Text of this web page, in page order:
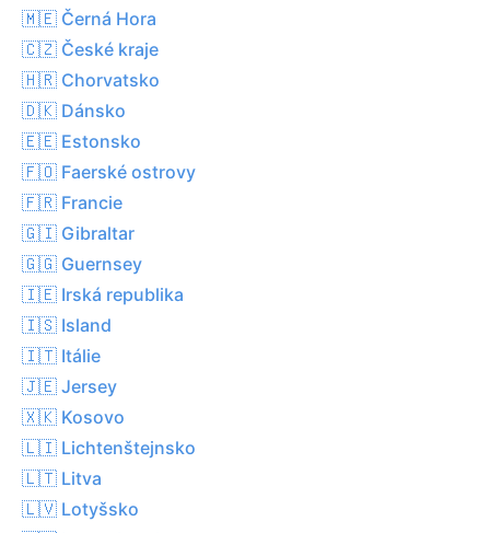
🇲🇪 Černá Hora
🇨🇿 České kraje
🇭🇷 Chorvatsko
🇩🇰 Dánsko
🇪🇪 Estonsko
🇫🇴 Faerské ostrovy
🇫🇷 Francie
🇬🇮 Gibraltar
🇬🇬 Guernsey
🇮🇪 Irská republika
🇮🇸 Island
🇮🇹 Itálie
🇯🇪 Jersey
🇽🇰 Kosovo
🇱🇮 Lichtenštejnsko
🇱🇹 Litva
🇱🇻 Lotyšsko